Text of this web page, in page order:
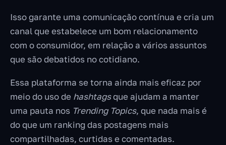
Isso garante uma comunicação contínua e cria um
canal que estabelece um bom relacionamento
com o consumidor, em relação a vários assuntos
que são debatidos no cotidiano.
Essa plataforma se torna ainda mais eficaz por
meio do uso de hashtagsque ajudam a manter
uma pauta nos Trending Topics, que nada mais é
do que um ranking das postagens mais
compartilhadas, curtidas e comentadas.